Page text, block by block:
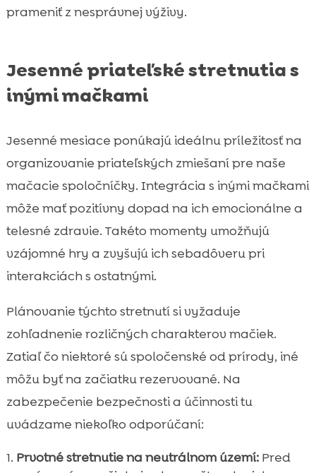
prameniť z nesprávnej výživy.
Jesenné priateľské stretnutia s
inými mačkami
Jesenné mesiace ponúkajú ideálnu príležitosť na
organizovanie priateľských zmiešaní pre naše
mačacie spoločníčky. Integrácia s inými mačkami
môže mať pozitívny dopad na ich emocionálne a
telesné zdravie. Takéto momenty umožňujú
vzájomné hry a zvyšujú ich sebadôveru pri
interakciách s ostatnými.
Plánovanie týchto stretnutí si vyžaduje
zohľadnenie rozličných charakterov mačiek.
Zatiaľ čo niektoré sú spoločenské od prírody, iné
môžu byť na začiatku rezervované. Na
zabezpečenie bezpečnosti a účinnosti tu
uvádzame niekoľko odporúčaní:
Prvotné stretnutie na neutrálnom území:Pred